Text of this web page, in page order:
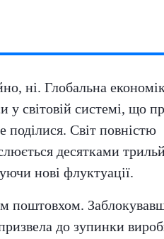
ні. Глобальна
світовій системі, що
поділися. Світ повністю
десятками
нові флуктуації.
поштовхом.
до зупинки